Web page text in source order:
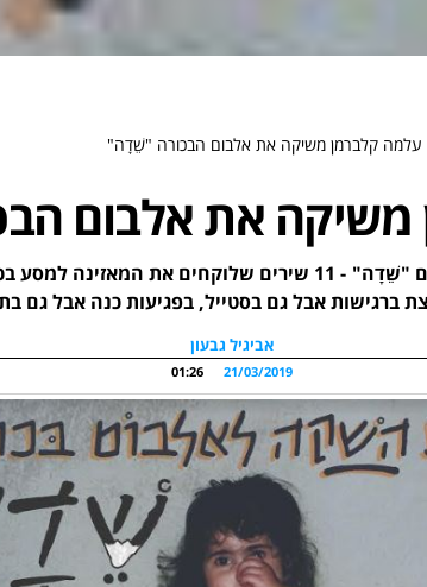
עלמה קלברמן משיקה את אלבום הבכורה "שֵׁדָה"
משיקה את אלבום
עלמה קלברמן משיקה את האלבום "שֵׁדָה" - 11 שירים
אבל גם בסטייל, בפגיעות כנה אבל גם
אביגיל גבעון
21/03/2019
01:26